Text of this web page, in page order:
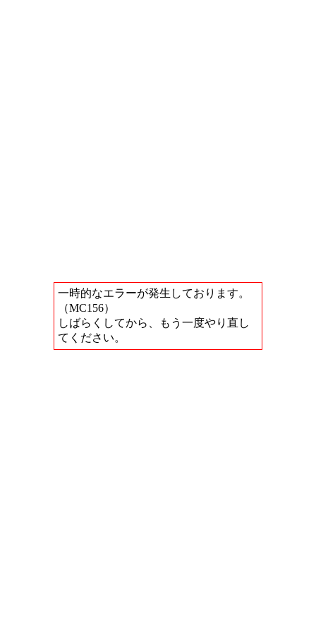
一時的なエラーが発生しております。
（MC156）
しばらくしてから、もう一度やり直し
てください。